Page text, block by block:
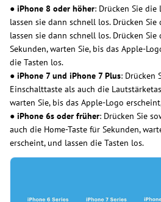
● iPhone 8 oder höher: Drücken Sie
lassen sie dann schnell los. Drücken
lassen sie dann schnell los. Drücken
Sekunden, warten Sie, bis das Apple-
die Tasten los.
● iPhone 7 und iPhone 7 Plus: Drücken
Einschalttaste als auch die
warten Sie, bis das Apple-Logo
● iPhone 6s oder früher: Drücken Sie
auch die Home-Taste für Sekunden,
erscheint, und lassen die Tasten los.